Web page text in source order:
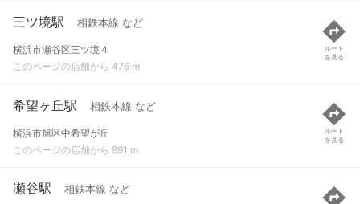
三ツ境駅 相鉄本線 など
横浜市瀬谷区三ツ境４
このページの店舗から 476 m
ルート
を見る
希望ヶ丘駅 相鉄本線 など
横浜市旭区中希望が丘
このページの店舗から 891 m
ルート
を見る
瀬谷駅 相鉄本線 など